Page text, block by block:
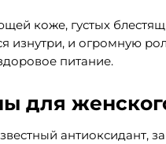
коже, густых
изнутри, и огромную
питание.
для